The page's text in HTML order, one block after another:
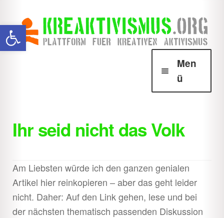
Werkzeugleiste öffnen Zur
Navigation
springen
Zum
Inhalt
springen
Men
ü
Howtos
Downloads
öffnen
Shop
öffnen
Ihr seid nicht das Volk
Am Liebsten würde ich den ganzen genialen
Artikel hier reinkopieren – aber das geht leider
nicht. Daher: Auf den Link gehen, lese und bei
der nächsten thematisch passenden Diskussion